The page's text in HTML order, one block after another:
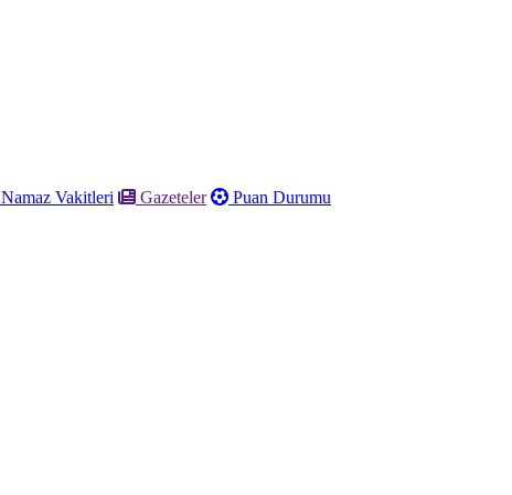
Namaz Vakitleri Gazeteler
Puan Durumu